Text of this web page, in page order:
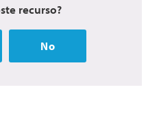
recurso?
No